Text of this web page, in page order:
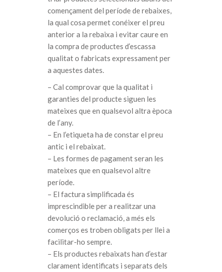
començament del període de rebaixes,
la qual cosa permet conéixer el preu
anterior a la rebaixa i evitar caure en
la compra de productes d’escassa
qualitat o fabricats expressament per
a aquestes dates.
– Cal comprovar que la qualitat i
garanties del producte siguen les
mateixes que en qualsevol altra època
de l’any.
– En l’etiqueta ha de constar el preu
antic i el rebaixat.
– Les formes de pagament seran les
mateixes que en qualsevol altre
període.
– El factura simplificada és
imprescindible per a realitzar una
devolució o reclamació, a més els
comerços es troben obligats per llei a
facilitar-ho sempre.
– Els productes rebaixats han d’estar
clarament identificats i separats dels